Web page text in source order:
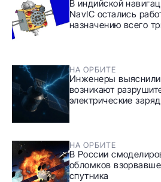
В индийской
NavIC остались
назначению всего
НА ОРБИТЕ
Инженеры
возникают
электрические
НА ОРБИТЕ
В России
обломков
спутника